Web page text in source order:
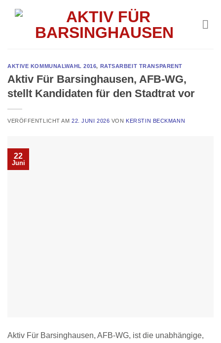
AKTIVE KOMMUNALWAHL 2016, RATSARBEIT TRANSPARENT
Aktiv Für Barsinghausen, AFB-WG,
stellt Kandidaten für den Stadtrat vor
VERÖFFENTLICHT AM22. JUNI 2026 VON KERSTIN BECKMANN
22
Juni
Aktiv Für Barsinghausen, AFB-WG, ist die unabhängige,